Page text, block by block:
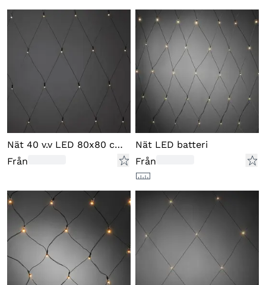
Nät 40 v.v LED 80x80 cm frost.
Från
Nät LED batteri
Från